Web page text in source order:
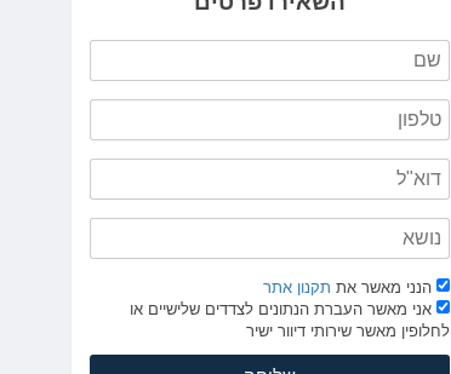
הנני מאשר את תקנון אתר
אני מאשר העברת הנתונים לצדדים שלישיים או
לחלופין מאשר שירותי דיוור ישיר